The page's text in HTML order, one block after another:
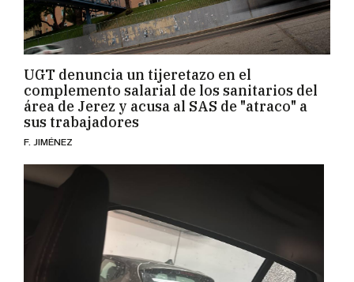
UGT denuncia un tijeretazo en el
complemento salarial de los sanitarios del
área de Jerez y acusa al SAS de "atraco" a
sus trabajadores
F. JIMÉNEZ